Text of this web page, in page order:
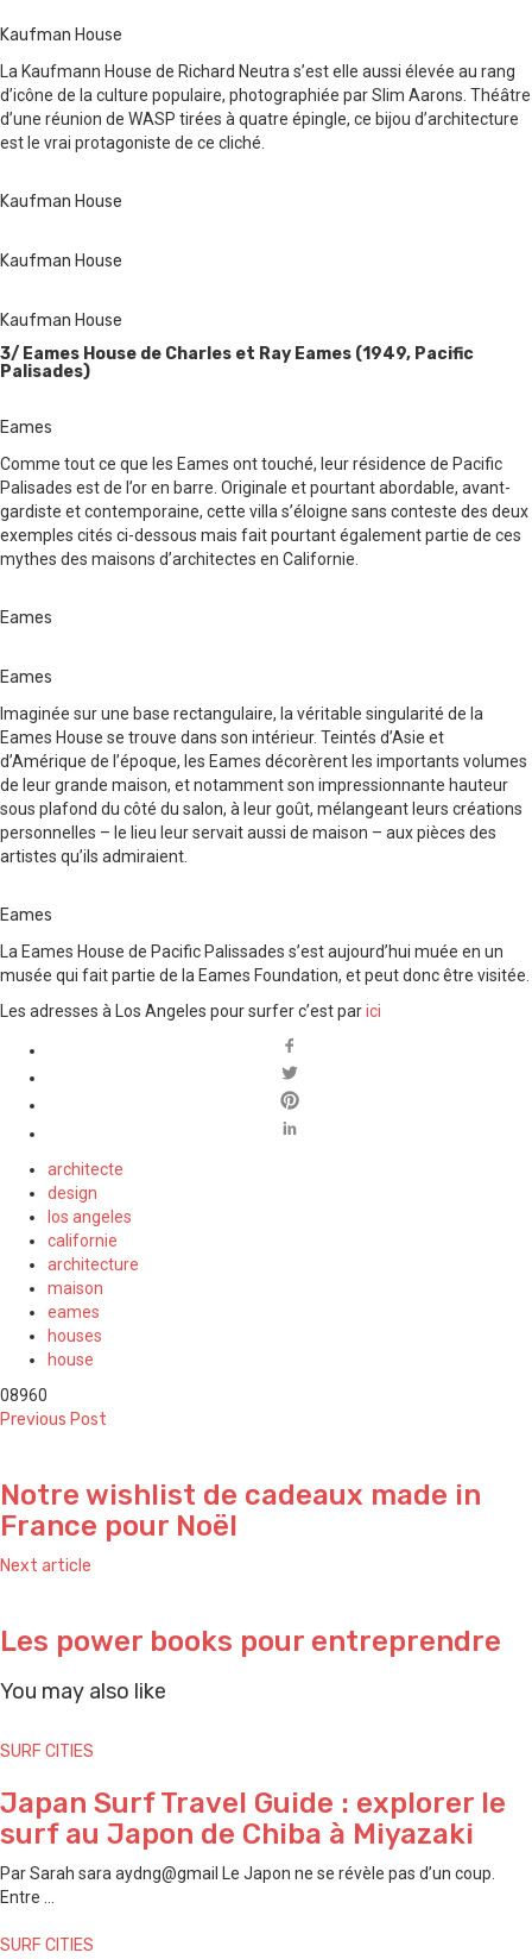
Kaufman House
La Kaufmann House de Richard Neutra s’est elle aussi élevée au rang
d’icône de la culture populaire, photographiée par Slim Aarons. Théâtre
d’une réunion de WASP tirées à quatre épingle, ce bijou d’architecture
est le vrai protagoniste de ce cliché.
Kaufman House
Kaufman House
Kaufman House
3/ Eames House de Charles et Ray Eames (1949, Pacific
Palisades)
Eames
Comme tout ce que les Eames ont touché, leur résidence de Pacific
Palisades est de l’or en barre. Originale et pourtant abordable, avant-
gardiste et contemporaine, cette villa s’éloigne sans conteste des deux
exemples cités ci-dessous mais fait pourtant également partie de ces
mythes des maisons d’architectes en Californie.
Eames
Eames
Imaginée sur une base rectangulaire, la véritable singularité de la
Eames House se trouve dans son intérieur. Teintés d’Asie et
d’Amérique de l’époque, les Eames décorèrent les importants volumes
de leur grande maison, et notamment son impressionnante hauteur
sous plafond du côté du salon, à leur goût, mélangeant leurs créations
personnelles – le lieu leur servait aussi de maison – aux pièces des
artistes qu’ils admiraient.
Eames
La Eames House de Pacific Palissades s’est aujourd’hui muée en un
musée qui fait partie de la Eames Foundation, et peut donc être visitée.
Les adresses à Los Angeles pour surfer c’est parici
architecte
design
los angeles
californie
architecture
maison
eames
houses
house
08960
Previous Post
Notre wishlist de cadeaux made in
France pour Noël
Next article
Les power books pour entreprendre
You may also like
SURF CITIES
Japan Surf Travel Guide : explorer le
surf au Japon de ⁠Chiba à ⁠Miyazaki
Par Sarah sara aydng@gmail Le Japon ne se révèle pas d’un coup.
Entre ...
SURF CITIES